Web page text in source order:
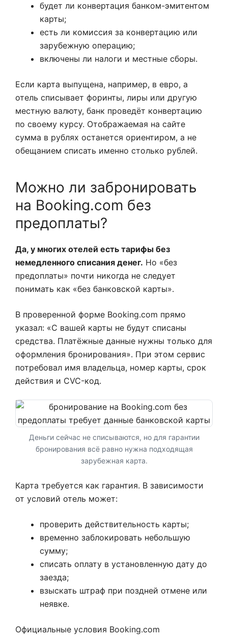
будет ли конвертация банком-эмитентом
карты;
есть ли комиссия за конвертацию или
зарубежную операцию;
включены ли налоги и местные сборы.
Если карта выпущена, например, в евро, а
отель списывает форинты, лиры или другую
местную валюту, банк проведёт конвертацию
по своему курсу. Отображаемая на сайте
сумма в рублях останется ориентиром, а не
обещанием списать именно столько рублей.
Можно ли забронировать
на Booking.com без
предоплаты?
Да, у многих отелей есть тарифы без
немедленного списания денег. Но «без
предоплаты» почти никогда не следует
понимать как «без банковской карты».
В проверенной форме Booking.com прямо
указал: «С вашей карты не будут списаны
средства. Платёжные данные нужны только для
оформления бронирования». При этом сервис
потребовал имя владельца, номер карты, срок
действия и CVC-код.
Деньги сейчас не списываются, но для гарантии
бронирования всё равно нужна подходящая
зарубежная карта.
Карта требуется как гарантия. В зависимости
от условий отель может:
проверить действительность карты;
временно заблокировать небольшую
сумму;
списать оплату в установленную дату до
заезда;
взыскать штраф при поздней отмене или
неявке.
Официальные условия Booking.com